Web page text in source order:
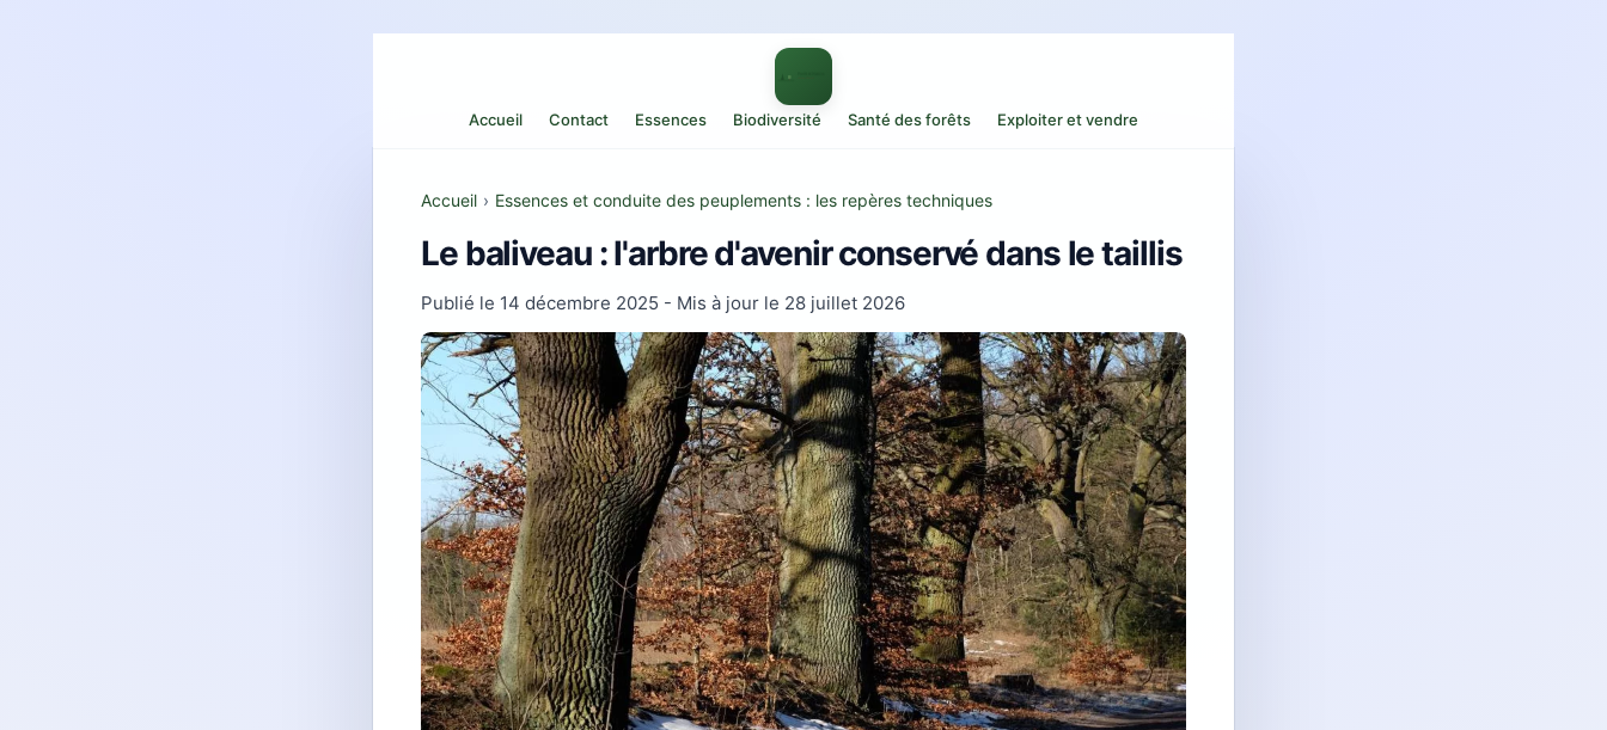
Accueil Contact Essences Biodiversité Santé des forêts Exploiter et vendre
Accueil › Essences et conduite des peuplements : les repères techniques
Le baliveau : l'arbre d'avenir conservé dans le taillis
Publié le 14 décembre 2025 - Mis à jour le 28 juillet 2026